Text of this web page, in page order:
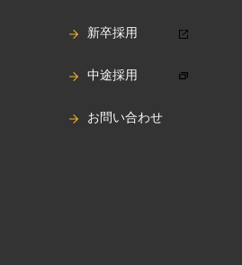
新卒採用
中途採用
お問い合わせ